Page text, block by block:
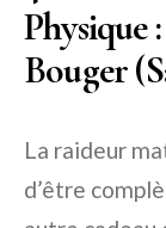
Physique
Bouger
La raideur
d’être